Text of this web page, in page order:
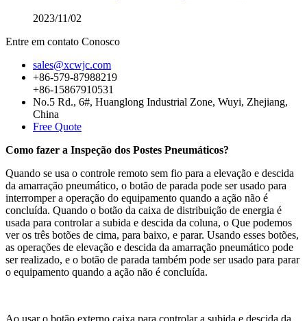
2023/11/02
Entre em contato Conosco
sales@xcwjc.com
+86-579-87988219
+86-15867910531
No.5 Rd., 6#, Huanglong Industrial Zone, Wuyi, Zhejiang,
China
Free Quote
Como fazer a Inspeção dos Postes Pneumáticos?
Quando se usa o controle remoto sem fio para a elevação e descida
da amarração pneumático, o botão de parada pode ser usado para
interromper a operação do equipamento quando a ação não é
concluída. Quando o botão da caixa de distribuição de energia é
usada para controlar a subida e descida da coluna, o Que podemos
ver os três botões de cima, para baixo, e parar. Usando esses botões,
as operações de elevação e descida da amarração pneumático pode
ser realizado, e o botão de parada também pode ser usado para parar
o equipamento quando a ação não é concluída.
Ao usar o botão externo caixa para controlar a subida e descida da